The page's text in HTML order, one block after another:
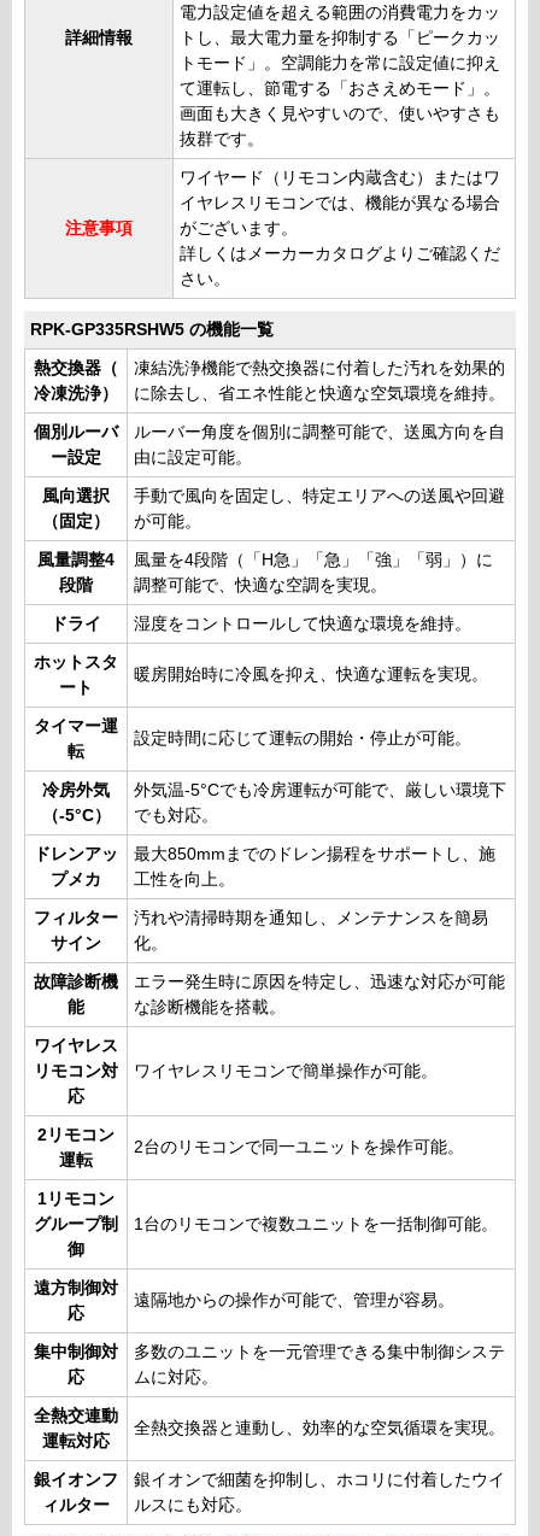
詳細情報
電力設定値を超える範囲の消費電力をカッ
トし、最大電力量を抑制する「ピークカッ
トモード」。空調能力を常に設定値に抑え
て運転し、節電する「おさえめモード」。
画面も大きく見やすいので、使いやすさも
抜群です。
注意事項
ワイヤード（リモコン内蔵含む）またはワ
イヤレスリモコンでは、機能が異なる場合
がございます。
詳しくはメーカーカタログよりご確認くだ
さい。
RPK-GP335RSHW5 の機能一覧
熱交換器（
冷凍洗浄）
凍結洗浄機能で熱交換器に付着した汚れを効果的
に除去し、省エネ性能と快適な空気環境を維持。
個別ルーバ
ー設定
ルーバー角度を個別に調整可能で、送風方向を自
由に設定可能。
風向選択
（固定）
手動で風向を固定し、特定エリアへの送風や回避
が可能。
風量調整4
段階
風量を4段階（「H急」「急」「強」「弱」）に
調整可能で、快適な空調を実現。
ドライ 湿度をコントロールして快適な環境を維持。
ホットスタ
ート
暖房開始時に冷風を抑え、快適な運転を実現。
タイマー運
転
設定時間に応じて運転の開始・停止が可能。
冷房外気
（-5°C）
外気温-5°Cでも冷房運転が可能で、厳しい環境下
でも対応。
ドレンアッ
プメカ
最大850mmまでのドレン揚程をサポートし、施
工性を向上。
フィルター
サイン
汚れや清掃時期を通知し、メンテナンスを簡易
化。
故障診断機
能
エラー発生時に原因を特定し、迅速な対応が可能
な診断機能を搭載。
ワイヤレス
リモコン対
応
ワイヤレスリモコンで簡単操作が可能。
2リモコン
運転
2台のリモコンで同一ユニットを操作可能。
1リモコン
グループ制
御
1台のリモコンで複数ユニットを一括制御可能。
遠方制御対
応
遠隔地からの操作が可能で、管理が容易。
集中制御対
応
多数のユニットを一元管理できる集中制御システ
ムに対応。
全熱交連動
運転対応
全熱交換器と連動し、効率的な空気循環を実現。
銀イオンフ
ィルター
銀イオンで細菌を抑制し、ホコリに付着したウイ
ルスにも対応。